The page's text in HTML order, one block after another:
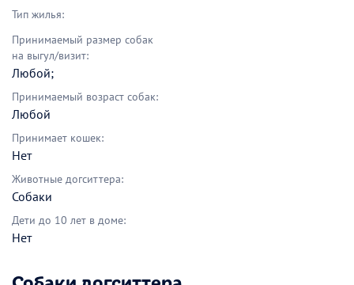
Тип жилья:
Принимаемый размер собак
на выгул/визит:
Любой;
Принимаемый возраст собак:
Любой
Принимает кошек:
Нет
Животные догситтера:
Собаки
Дети до 10 лет в доме:
Нет